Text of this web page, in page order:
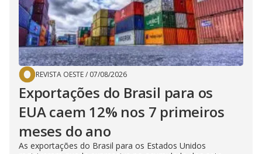
REVISTA OESTE/ 07/08/2026
Exportações do Brasil para os
EUA caem 12% nos 7 primeiros
meses do ano
As exportações do Brasil para os Estados Unidos